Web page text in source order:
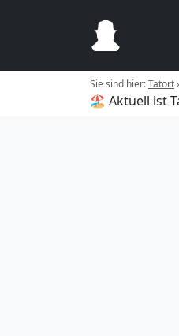
Sie sind hier:Tatort
🏖️ Aktuell ist